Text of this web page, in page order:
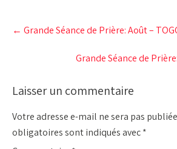
Post
navigation
← Grande Séance de Prière: Août –
Grande Séance de
Laisser un commentaire
Votre adresse e-mail ne sera pas
obligatoires sont indiqués avec*